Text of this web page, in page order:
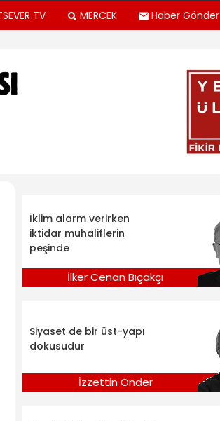
TV MERCEK Haber Gönder
İklim alarm verirken
iktidar muhaliflerin
peşinde
İlker Cenan Bıçakçı
Siyaset de bir üst-yapı
dokusudur
İzzettin Önder